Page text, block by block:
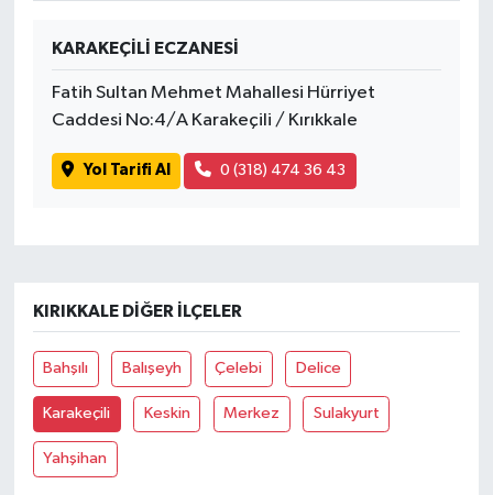
KARAKEÇİLİ ECZANESİ
Fatih Sultan Mehmet Mahallesi Hürriyet
Caddesi No:4/A Karakeçili / Kırıkkale
Yol Tarifi Al 0 (318) 474 36 43
KIRIKKALE DIĞER İLÇELER
Bahşılı Balışeyh Çelebi Delice
Karakeçili Keskin Merkez Sulakyurt
Yahşihan